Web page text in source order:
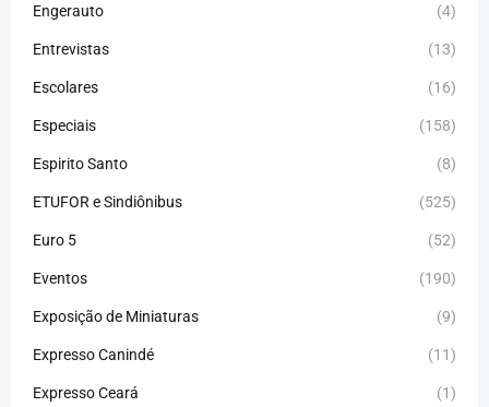
Engerauto (4)
Entrevistas (13)
Escolares (16)
Especiais (158)
Espirito Santo (8)
ETUFOR e Sindiônibus (525)
Euro 5 (52)
Eventos (190)
Exposição de Miniaturas (9)
Expresso Canindé (11)
Expresso Ceará (1)